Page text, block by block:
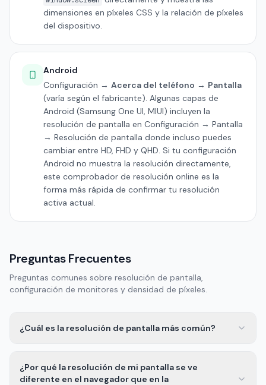
dimensiones en píxeles CSS y la relación de píxeles
del dispositivo.
Android
Configuración → Acerca del teléfono → Pantalla
(varía según el fabricante). Algunas capas de
Android (Samsung One UI, MIUI) incluyen la
resolución de pantalla en Configuración → Pantalla
→ Resolución de pantalla donde incluso puedes
cambiar entre HD, FHD y QHD. Si tu configuración
Android no muestra la resolución directamente,
este comprobador de resolución online es la
forma más rápida de confirmar tu resolución
activa actual.
Preguntas Frecuentes
Preguntas comunes sobre resolución de pantalla,
configuración de monitores y densidad de píxeles.
¿Cuál es la resolución de pantalla más común?
¿Por qué la resolución de mi pantalla se ve
diferente en el navegador que en la